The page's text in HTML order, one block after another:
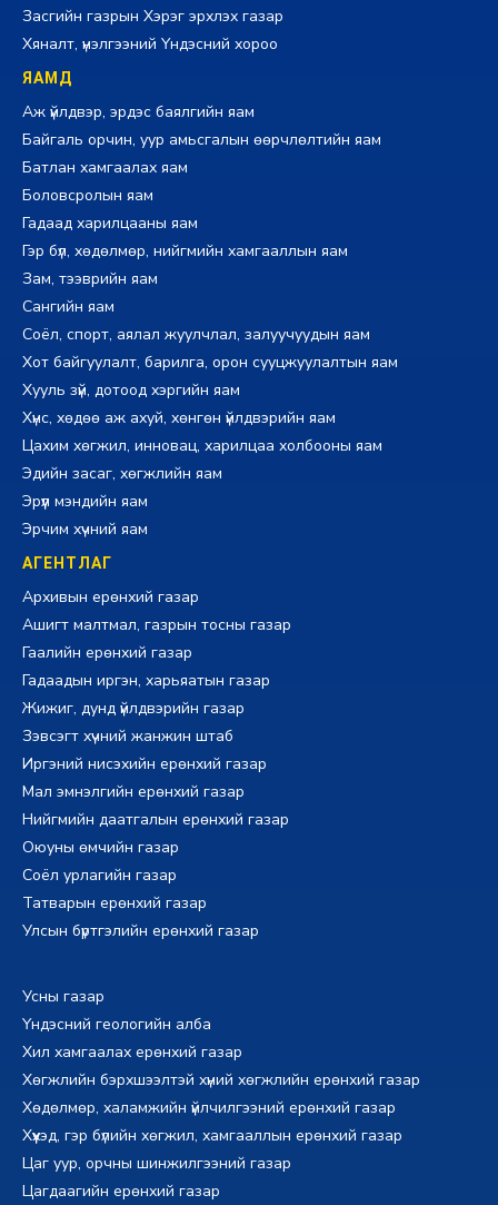
Засгийн газрын Хэрэг эрхлэх газар
Хяналт, үнэлгээний Үндэсний хороо
ЯАМД
Аж үйлдвэр, эрдэс баялгийн яам
Байгаль орчин, уур амьсгалын өөрчлөлтийн яам
Батлан хамгаалах яам
Боловсролын яам
Гадаад харилцааны яам
Гэр бүл, хөдөлмөр, нийгмийн хамгааллын яам
Зам, тээврийн яам
Сангийн яам
Соёл, спорт, аялал жуулчлал, залуучуудын яам
Хот байгуулалт, барилга, орон сууцжуулалтын яам
Хууль зүй, дотоод хэргийн яам
Хүнс, хөдөө аж ахуй, хөнгөн үйлдвэрийн яам
Цахим хөгжил, инновац, харилцаа холбооны яам
Эдийн засаг, хөгжлийн яам
Эрүүл мэндийн яам
Эрчим хүчний яам
АГЕНТЛАГ
Архивын ерөнхий газар
Ашигт малтмал, газрын тосны газар
Гаалийн ерөнхий газар
Гадаадын иргэн, харьяатын газар
Жижиг, дунд үйлдвэрийн газар
Зэвсэгт хүчний жанжин штаб
Иргэний нисэхийн ерөнхий газар
Мал эмнэлгийн ерөнхий газар
Нийгмийн даатгалын ерөнхий газар
Оюуны өмчийн газар
Соёл урлагийн газар
Татварын ерөнхий газар
Улсын бүртгэлийн ерөнхий газар
Усны газар
Үндэсний геологийн алба
Хил хамгаалах ерөнхий газар
Хөгжлийн бэрхшээлтэй хүний хөгжлийн ерөнхий газар
Хөдөлмөр, халамжийн үйлчилгээний ерөнхий газар
Хүүхэд, гэр бүлийн хөгжил, хамгааллын ерөнхий газар
Цаг уур, орчны шинжилгээний газар
Цагдаагийн ерөнхий газар